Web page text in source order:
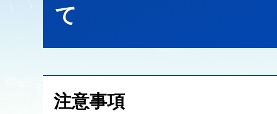
て
注意事項